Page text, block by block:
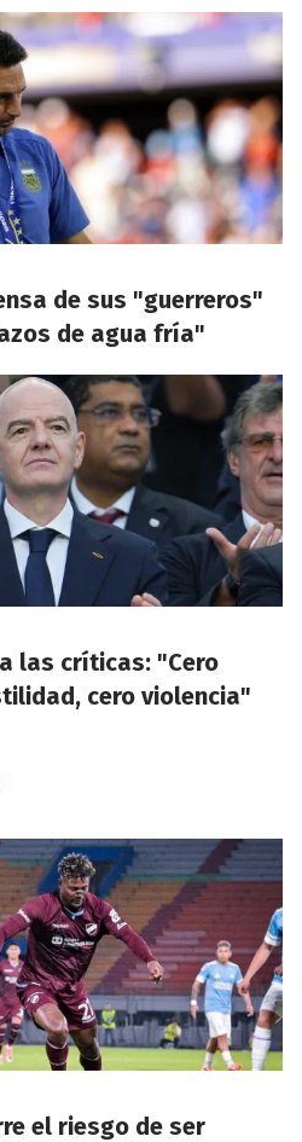
de sus "guerreros"
de agua fría"
las críticas: "Cero
cero violencia"
el riesgo de ser